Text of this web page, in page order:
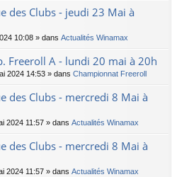
des Clubs - jeudi 23 Mai à
10:08 » dans Actualités Winamax
Freeroll A - lundi 20 mai à 20h
2024 14:53 » dans Championnat Freeroll
des Clubs - mercredi 8 Mai à
2024 11:57 » dans Actualités Winamax
des Clubs - mercredi 8 Mai à
2024 11:57 » dans Actualités Winamax